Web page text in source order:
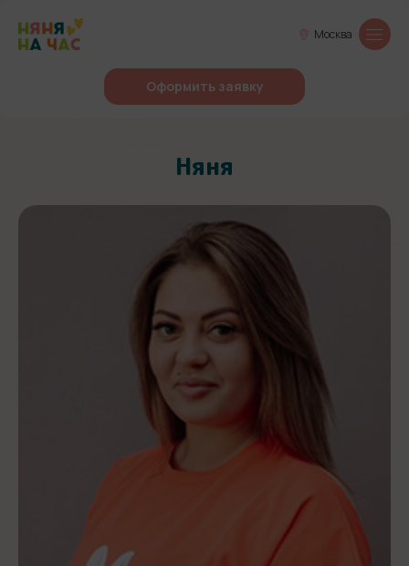
Москва
Оформить заявку
Няня